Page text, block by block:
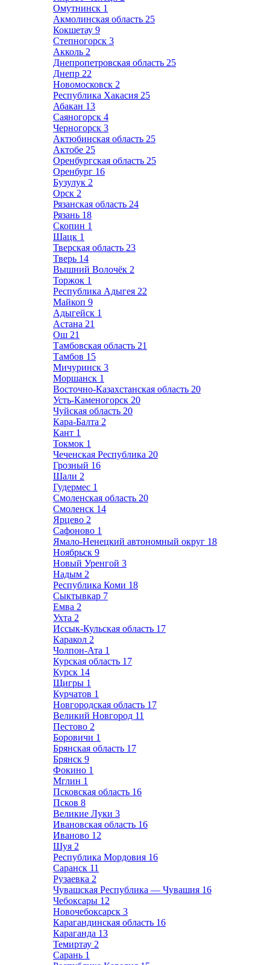
Омутнинск 1
Акмолинская область 25
Кокшетау 9
Степногорск 3
Акколь 2
Днепропетровская область 25
Днепр 22
Новомосковск 2
Республика Хакасия 25
Абакан 13
Саяногорск 4
Черногорск 3
Актюбинская область 25
Актобе 25
Оренбургская область 25
Оренбург 16
Бузулук 2
Орск 2
Рязанская область 24
Рязань 18
Скопин 1
Шацк 1
Тверская область 23
Тверь 14
Вышний Волочёк 2
Торжок 1
Республика Адыгея 22
Майкоп 9
Адыгейск 1
Астана 21
Ош 21
Тамбовская область 21
Тамбов 15
Мичуринск 3
Моршанск 1
Восточно-Казахстанская область 20
Усть-Каменогорск 20
Чуйская область 20
Кара-Балта 2
Кант 1
Токмок 1
Чеченская Республика 20
Грозный 16
Шали 2
Гудермес 1
Смоленская область 20
Смоленск 14
Ярцево 2
Сафоново 1
Ямало-Ненецкий автономный округ 18
Ноябрьск 9
Новый Уренгой 3
Надым 2
Республика Коми 18
Сыктывкар 7
Емва 2
Ухта 2
Иссык-Кульская область 17
Каракол 2
Чолпон-Ата 1
Курская область 17
Курск 14
Щигры 1
Курчатов 1
Новгородская область 17
Великий Новгород 11
Пестово 2
Боровичи 1
Брянская область 17
Брянск 9
Фокино 1
Мглин 1
Псковская область 16
Псков 8
Великие Луки 3
Ивановская область 16
Иваново 12
Шуя 2
Республика Мордовия 16
Саранск 11
Рузаевка 2
Чувашская Республика — Чувашия 16
Чебоксары 12
Новочебоксарск 3
Карагандинская область 16
Караганда 13
Темиртау 2
Сарань 1